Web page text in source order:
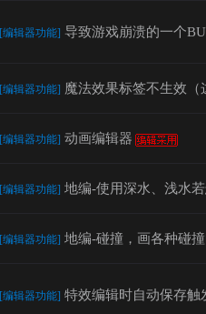
[编辑器功能] 导致游戏崩溃的一个
[编辑器功能] 魔法效果标签不生效（
[编辑器功能] 动画编辑器
[编辑器功能] 地编-使用深水、浅水
[编辑器功能] 地编-碰撞，画各种碰
[编辑器功能] 特效编辑时自动保存触